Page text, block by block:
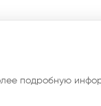
подробную